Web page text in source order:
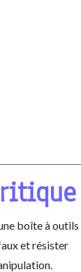
boîte à outils
et résister